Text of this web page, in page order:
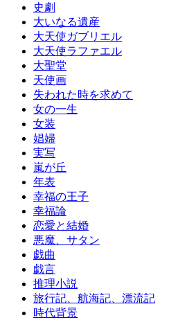
史劇
大いなる遺産
大天使ガブリエル
大天使ラファエル
大聖堂
天使画
失われた時を求めて
女の一生
女装
娼婦
実写
嵐が丘
年表
幸福の王子
幸福論
恋愛と結婚
悪魔、サタン
戯曲
戯言
推理小説
旅行記、航海記、漂流記
時代背景